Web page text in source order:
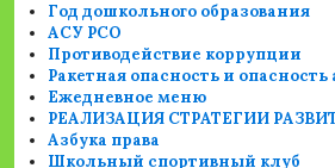
Год дошкольного образования
АСУ РСО
Противодействие коррупции
Ракетная опасность и
Ежедневное меню
РЕАЛИЗАЦИЯ СТРАТЕГИИ
Азбука права
Школьный спортивный клуб